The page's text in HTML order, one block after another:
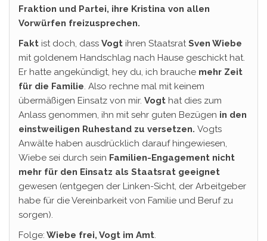
Fraktion und Partei, ihre Kristina von allen
Vorwürfen freizusprechen.
Fakt ist doch, dass Vogt ihren StaatsratSven Wiebe
mit goldenem Handschlag nach Hause geschickt hat.
Er hatte angekündigt, hey du, ich brauche mehr Zeit
für die Familie. Also rechne mal mit keinem
übermäßigen Einsatz von mir. Vogt hat dies zum
Anlass genommen, ihn mit sehr guten Bezügen in den
einstweiligen Ruhestand zu versetzen. Vogts
Anwälte haben ausdrücklich darauf hingewiesen,
Wiebe sei durch sein Familien-Engagement nicht
mehr für den Einsatz als Staatsrat geeignet
gewesen (entgegen der Linken-Sicht, der Arbeitgeber
habe für die Vereinbarkeit von Familie und Beruf zu
sorgen).
Folge: Wiebe frei, Vogt im Amt.